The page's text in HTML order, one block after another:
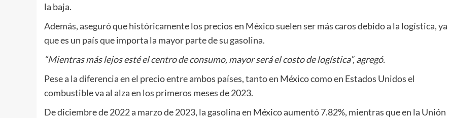
la baja.
Además, aseguró que históricamente los precios en México suelen ser más caros debido a la logística, ya
que es un país que importa la mayor parte de su gasolina.
“Mientras más lejos esté el centro de consumo, mayor será el costo de logística”, agregó.
Pese a la diferencia en el precio entre ambos países, tanto en México como en Estados Unidos el
combustible va al alza en los primeros meses de 2023.
De diciembre de 2022 a marzo de 2023, la gasolina en México aumentó 7.82%, mientras que en la Unión